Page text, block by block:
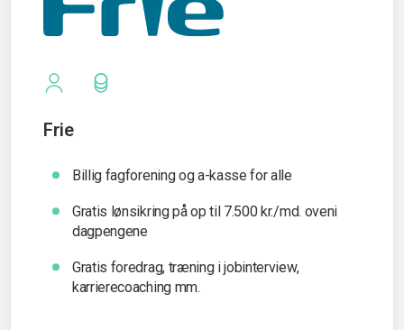
Frie
Billig fagforening og a-kasse for alle
Gratis lønsikring på op til 7.500 kr./md. oveni
dagpengene
Gratis foredrag, træning i jobinterview,
karrierecoaching mm.